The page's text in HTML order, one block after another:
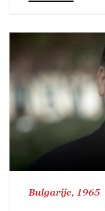
Bulgarije, 1965